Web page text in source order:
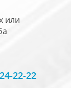
или
22-22